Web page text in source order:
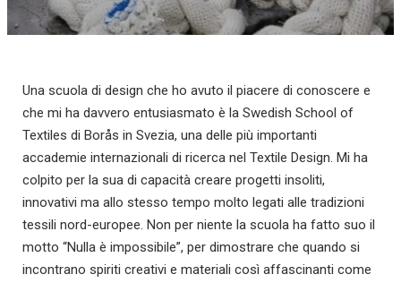
Una scuola di design che ho avuto il piacere di conoscere e
che mi ha davvero entusiasmato è la Swedish School of
Textiles di Borås in Svezia, una delle più importanti
accademie internazionali di ricerca nel Textile Design. Mi ha
colpito per la sua di capacità creare progetti insoliti,
innovativi ma allo stesso tempo molto legati alle tradizioni
tessili nord-europee. Non per niente la scuola ha fatto suo il
motto “Nulla è impossibile”, per dimostrare che quando si
incontrano spiriti creativi e materiali così affascinanti come